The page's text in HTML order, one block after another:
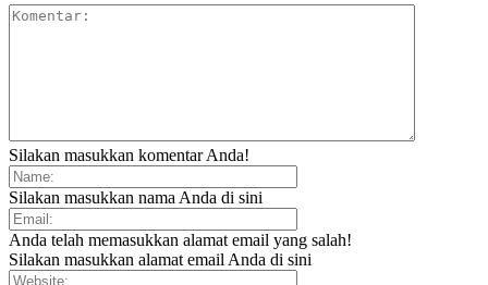
Silakan masukkan komentar Anda!
Silakan masukkan nama Anda di sini
Anda telah memasukkan alamat email yang salah!
Silakan masukkan alamat email Anda di sini